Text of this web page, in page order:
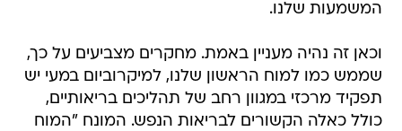
המשמעות שלנו.
וכאן זה נהיה מעניין באמת. מחקרים מצביעים על כך,
שממש כמו למוח הראשון שלנו, למיקרוביום במעי יש
תפקיד מרכזי במגוון רחב של תהליכים בריאותיים,
כולל כאלה הקשורים לבריאות הנפש. המונח "המוח